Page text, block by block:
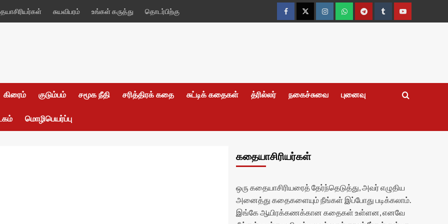
சுயவிபரம் உங்கள் கருத்து தொடர்பிற்கு
FacebookTwitterInstagramWhatsappTelegramTumblrYouTube
கிரைம் குடும்பம் சமூக நீதி சரித்திரக் கதை சுட்டிக் கதைகள் த்ரில்லர் நகைச்சுவை புனைவு
மொழிபெயர்ப்பு
கதையாசிரியர்கள்
ஒரு கதையாசிரியரைத் தேர்ந்தெடுத்து, அவர் எழுதிய
அனைத்து கதைகளையும் நீங்கள் இப்போது படிக்கலாம்.
இங்கே ஆயிரக்கணக்கான கதைகள் உள்ளன, எனவே